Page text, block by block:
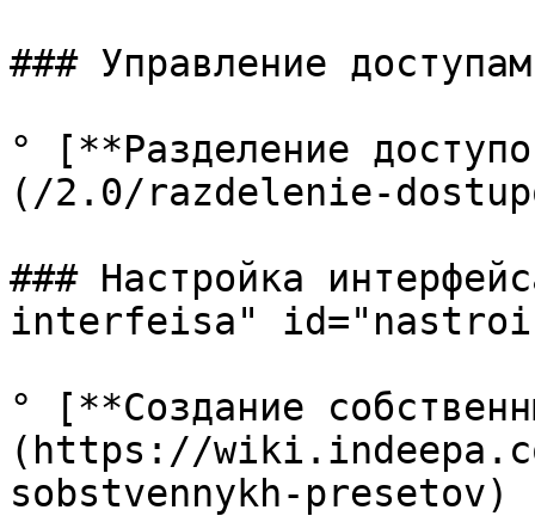
### Управление
° [**Разделение
(/2.0/razdelenie-
### Настройка
interfeisa"
° [**Создание
(https://
sobstvennykh-presetov)